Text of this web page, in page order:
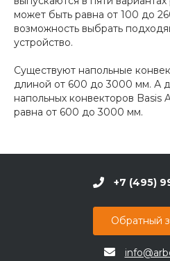
может быть равна от 100 до
возможность выбрать
устройство.
Существуют напольные
длиной от 600 до 3000 мм. А
напольных конвекторов Basis
равна от 600 до 3000 мм.
+7 (495)
Обратный